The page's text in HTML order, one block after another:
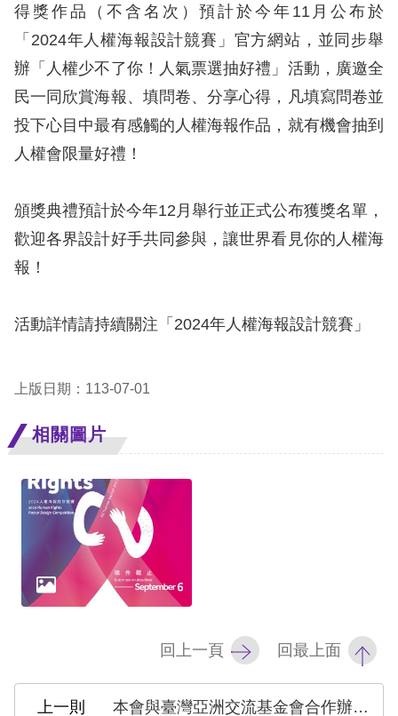
資
料
庫
無
障
捷
鍵
選
語
言
導
得獎作品（不含名次）預計於今年11月公布於
「2024年人權海報設計競賽」官方網站，並同步舉
辦「人權少不了你！人氣票選抽好禮」活動，廣邀全
民一同欣賞海報、填問卷、分享心得，凡填寫問卷並
投下心目中最有感觸的人權海報作品，就有機會抽到
人權會限量好禮！
頒獎典禮預計於今年12月舉行並正式公布獲獎名單，
歡迎各界設計好手共同參與，讓世界看見你的人權海
報！
活動詳情請持續關注 「2024年人權海報設計競賽」
上版日期：113-07-01
相關圖片
回上一頁 回最上面
本會與臺灣亞洲交流基金會合作辦理【亞洲人權跨世代對話】專題論壇，歡迎踴躍報名